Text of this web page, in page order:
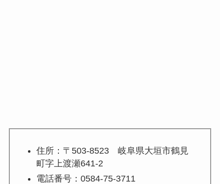
住所：〒503-8523 岐阜県大垣市鶴見
町字上渡瀬641-2
電話番号：0584-75-3711